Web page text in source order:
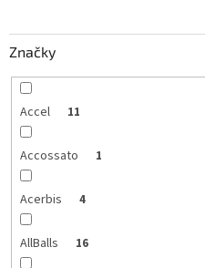
Značky
Accel 11
Accossato 1
Acerbis 4
AllBalls 16